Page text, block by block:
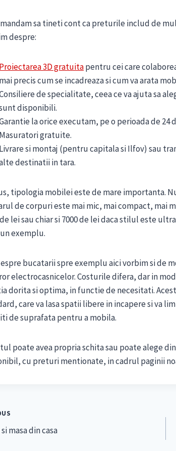
sa tineti cont ca preturile includ de
despre:
Proiectarea 3D gratuitapentru cei care
mai precis cum se incadreaza si cum va arata
de specialitate, ceea ce va ajuta sa
disponibili.
la orice executam, pe o perioada de 24
Masuratori gratuite.
Livrare si montaj (pentru capitala si Ilfov) sau
destinatii in tara.
tipologia mobilei este de mare importanta.
de corpuri este mai mic, mai compact,
de lei sau chiar si 7000 de lei daca stilul este
exemplu.
bucatarii spre exemplu aici vorbim si de
electrocasnicelor. Costurile difera, dar in
dorita si optima, in functie de necesitati.
care va lasa spatii libere in incapere si va
de suprafata pentru a mobila.
poate avea propria schita sau poate alege
cu preturi mentionate, in cadrul paginii
masa din casa